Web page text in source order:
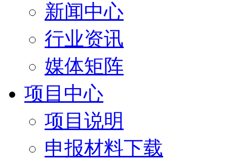
新闻中心
行业资讯
媒体矩阵
项目中心
项目说明
申报材料下载